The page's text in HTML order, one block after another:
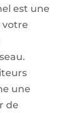
est une
votre
une
de